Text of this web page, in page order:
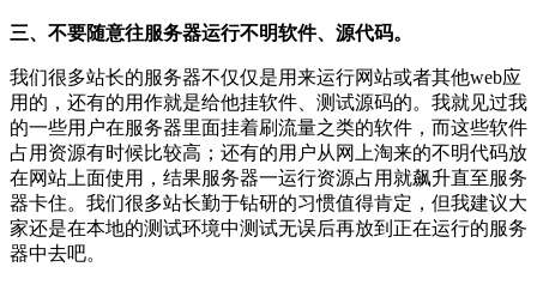
三、不要随意往服务器运行不明软件、源代码。
我们很多站长的服务器不仅仅是用来运行网站或者其他web应
用的，还有的用作就是给他挂软件、测试源码的。我就见过我
的一些用户在服务器里面挂着刷流量之类的软件，而这些软件
占用资源有时候比较高；还有的用户从网上淘来的不明代码放
在网站上面使用，结果服务器一运行资源占用就飙升直至服务
器卡住。我们很多站长勤于钻研的习惯值得肯定，但我建议大
家还是在本地的测试环境中测试无误后再放到正在运行的服务
器中去吧。